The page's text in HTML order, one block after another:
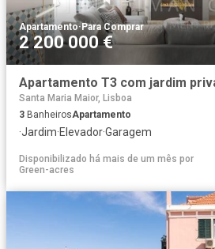
Apartamento·Para Comprar
2 200 000 €
Santa Maria Maior, Lisboa
3 BanheirosApartamento
·Jardim·Elevador·Garagem
Disponibilizado há mais de um mês por
Green-acres